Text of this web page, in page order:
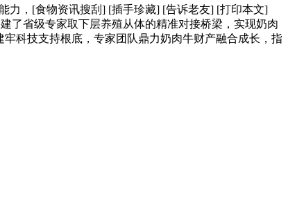
，[食物资讯搜刮] [插手珍藏] [告诉老友] [打印本文]
了省级专家取下层养殖从体的精准对接桥梁，实现奶肉
科技支持根底，专家团队鼎力奶肉牛财产融合成长，指